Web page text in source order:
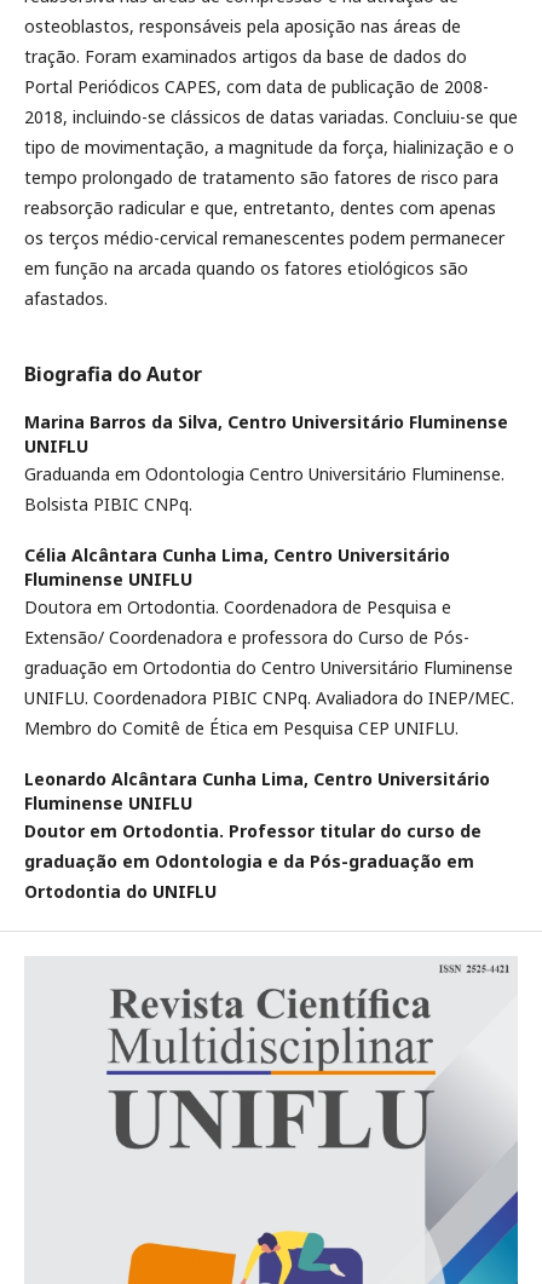
osteoblastos, responsáveis pela aposição nas áreas de
tração. Foram examinados artigos da base de dados do
Portal Periódicos CAPES, com data de publicação de 2008-
2018, incluindo-se clássicos de datas variadas. Concluiu-se que
tipo de movimentação, a magnitude da força, hialinização e o
tempo prolongado de tratamento são fatores de risco para
reabsorção radicular e que, entretanto, dentes com apenas
os terços médio-cervical remanescentes podem permanecer
em função na arcada quando os fatores etiológicos são
afastados.
Biografia do Autor
Marina Barros da Silva, Centro Universitário Fluminense
UNIFLU
Graduanda em Odontologia Centro Universitário Fluminense.
Bolsista PIBIC CNPq.
Célia Alcântara Cunha Lima, Centro Universitário
Fluminense UNIFLU
Doutora em Ortodontia. Coordenadora de Pesquisa e
Extensão/ Coordenadora e professora do Curso de Pós-
graduação em Ortodontia do Centro Universitário Fluminense
UNIFLU. Coordenadora PIBIC CNPq. Avaliadora do INEP/MEC.
Membro do Comitê de Ética em Pesquisa CEP UNIFLU.
Leonardo Alcântara Cunha Lima, Centro Universitário
Fluminense UNIFLU
Doutor em Ortodontia. Professor titular do curso de
graduação em Odontologia e da Pós-graduação em
Ortodontia do UNIFLU